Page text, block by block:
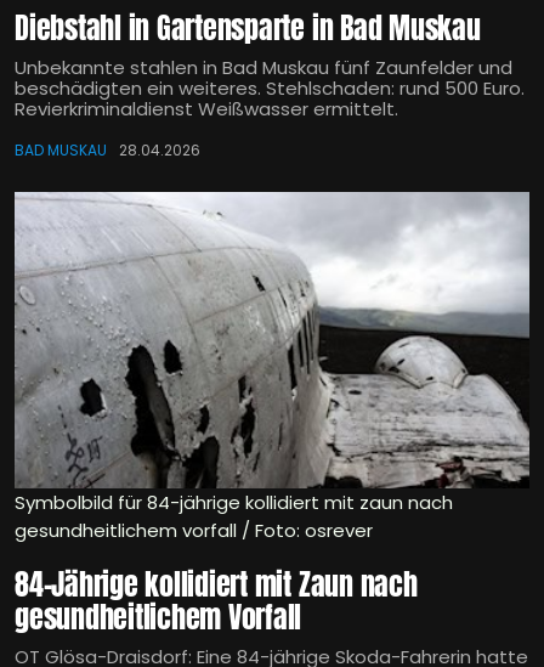
Diebstahl in Gartensparte in Bad Muskau
Unbekannte stahlen in Bad Muskau fünf Zaunfelder und
beschädigten ein weiteres. Stehlschaden: rund 500 Euro.
Revierkriminaldienst Weißwasser ermittelt.
BAD MUSKAU 28.04.2026
Symbolbild für 84-jährige kollidiert mit zaun nach
gesundheitlichem vorfall / Foto: osrever
84-Jährige kollidiert mit Zaun nach
gesundheitlichem Vorfall
OT Glösa-Draisdorf: Eine 84-jährige Skoda-Fahrerin hatte